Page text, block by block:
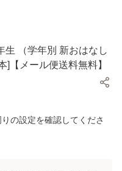
生 （学年別 新おはなし
]【メール便送料無料】
の設定を確認してくださ